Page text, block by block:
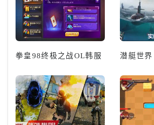
拳皇98终极之战OL韩服 潜艇世界